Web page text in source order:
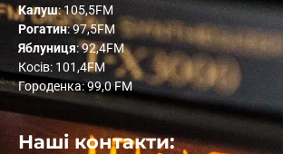
Калуш: 105,5FM
Рогатин: 97,5FM
Яблуниця: 92,4FM
Косів: 101,4FM
Городенка: 99,0 FM
Наші контакти: